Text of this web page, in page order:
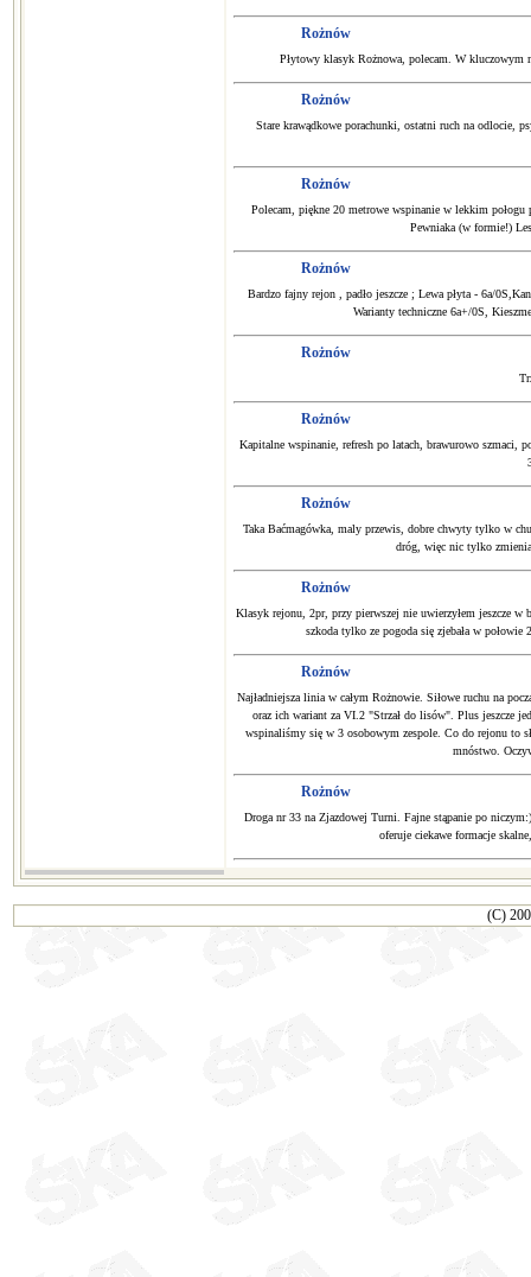
Rożnów
Płytowy klasyk Rożnowa, polecam. W kluczowym
Rożnów
Stare krawądkowe porachunki, ostatni ruch na odlocie,
Rożnów
Polecam, piękne 20 metrowe wspinanie w lekkim
Pewniaka (w formie!)
Rożnów
Bardzo fajny rejon , padło jeszcze ; Lewa płyta - 6a/
Warianty techniczne 6a+/0S,
Rożnów
Rożnów
Kapitalne wspinanie, refresh po latach, brawurowo szmaci,
Rożnów
Taka Baćmagówka, maly przewis, dobre chwyty tylko w
dróg, więc nic tylko
Rożnów
Klasyk rejonu, 2pr, przy pierwszej nie uwierzyłem jeszcze
szkoda tylko ze pogoda się zjebała w
Rożnów
Najładniejsza linia w całym Rożnowie. Siłowe ruchu na
oraz ich wariant za VI.2 "Strzał do lisów". Plus jeszcze
wspinaliśmy się w 3 osobowym zespole. Co do rejonu to
mnóstwo.
Rożnów
Droga nr 33 na Zjazdowej Turni. Fajne stąpanie po
oferuje ciekawe formacje
(C)